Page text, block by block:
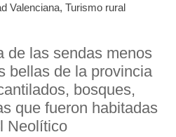
Valenciana, Turismo rural
de las sendas menos
bellas de la provincia
bosques,
que fueron habitadas
Neolítico